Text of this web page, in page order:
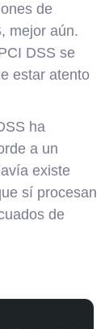
de
mejor aún.
DSS se
estar atento
ha
a un
existe
sí procesan
de